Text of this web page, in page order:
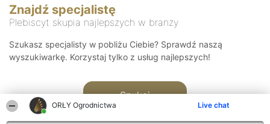
ORŁY Ogrodnictwa Live chat
Znajdź specjalistę
Plebiscyt skupia najlepszych w branży
Szukasz specjalisty w pobliżu Ciebie? Sprawdź naszą
wyszukiwarkę. Korzystaj tylko z usług najlepszych!
Szukaj